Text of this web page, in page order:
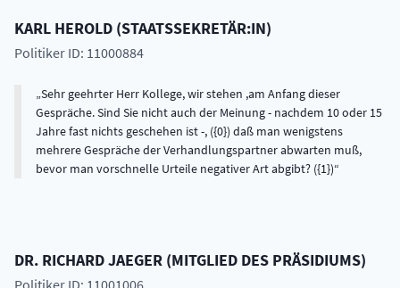
KARL HEROLD (STAATSSEKRETÄR:IN)
Politiker ID: 11000884
Sehr geehrter Herr Kollege, wir stehen ,am Anfang dieser
Gespräche. Sind Sie nicht auch der Meinung - nachdem 10 oder 15
Jahre fast nichts geschehen ist -, ({0}) daß man wenigstens
mehrere Gespräche der Verhandlungspartner abwarten muß,
bevor man vorschnelle Urteile negativer Art abgibt? ({1})
DR. RICHARDJAEGER (MITGLIED DES PRÄSIDIUMS)
Politiker ID: 11001006